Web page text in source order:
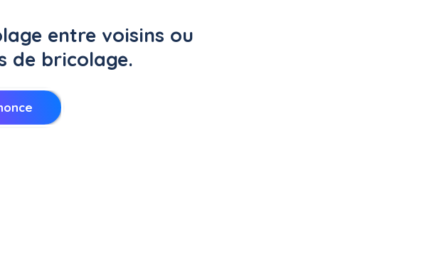
entre voisins ou
de bricolage.